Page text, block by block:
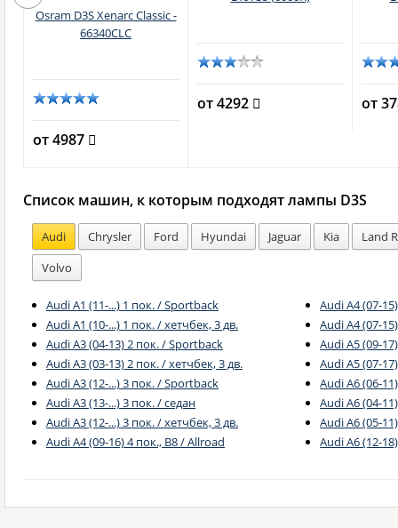
Osram D3S Xenarc Classic -
66340CLC
от 4987
от 4292 от
Список машин, к которым подходят лампы D3S
Audi Chrysler Ford Hyundai Jaguar Kia
Land
Volvo
Audi A1 (11-...) 1 пок. / Sportback
Audi A1 (10-...) 1 пок. / хетчбек, 3 дв.
Audi A3 (04-13) 2 пок. / Sportback
Audi A3 (03-13) 2 пок. / хетчбек, 3 дв.
Audi A3 (12-...) 3 пок. / Sportback
Audi A3 (13-...) 3 пок. / седан
Audi A3 (12-...) 3 пок. / хетчбек, 3 дв.
Audi A4 (09-16) 4 пок., B8 / Allroad
Audi A4 (07-
Audi A4 (07-
Audi A5 (09-
Audi A5 (07-
Audi A6 (06-
Audi A6 (04-
Audi A6 (05-
Audi A6 (12-